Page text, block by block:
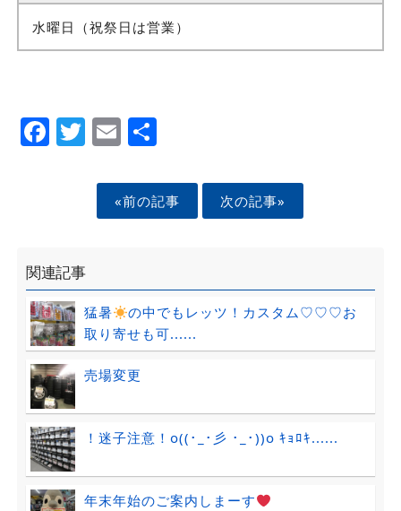
水曜日（祝祭日は営業）
Facebook
Twitter
EmailShare
«前の記事 次の記事»
関連記事
猛暑
の中でもレッツ！カスタム♡♡♡お
取り寄せも可......
売場変更
！迷子注意！o((･_･彡 ･_･))o ｷｮﾛｷ......
年末年始のご案内しまーす